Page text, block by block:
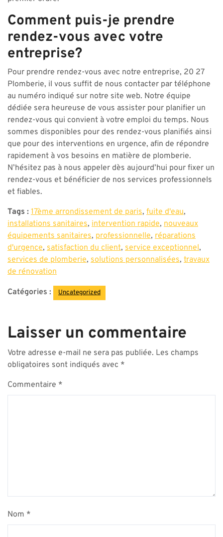
Comment puis-je prendre
rendez-vous avec votre
entreprise?
Pour prendre rendez-vous avec notre entreprise, 20 27
Plomberie, il vous suffit de nous contacter par téléphone
au numéro indiqué sur notre site web. Notre équipe
dédiée sera heureuse de vous assister pour planifier un
rendez-vous qui convient à votre emploi du temps. Nous
sommes disponibles pour des rendez-vous planifiés ainsi
que pour des interventions en urgence, afin de répondre
rapidement à vos besoins en matière de plomberie.
N’hésitez pas à nous appeler dès aujourd’hui pour fixer un
rendez-vous et bénéficier de nos services professionnels
et fiables.
Tags : 17ème arrondissement de paris, fuite d'eau,
installations sanitaires, intervention rapide, nouveaux
équipements sanitaires, professionnelle, réparations
d'urgence, satisfaction du client, service exceptionnel,
services de plomberie, solutions personnalisées, travaux
de rénovation
Catégories : Uncategorized
Laisser un commentaire
Votre adresse e-mail ne sera pas publiée. Les champs
obligatoires sont indiqués avec *
Commentaire *
Nom *